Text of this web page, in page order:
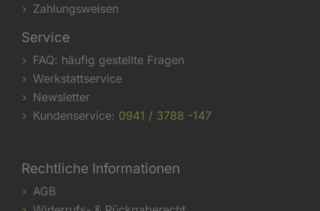
Zahlungsweisen
Service
FAQ: häufig gestellte Fragen
Werkstattservice
Newsletter
Kundenservice: 0941 / 3788 -147
Rechtliche Informationen
AGB